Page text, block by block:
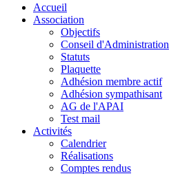
Accueil
Association
Objectifs
Conseil d'Administration
Statuts
Plaquette
Adhésion membre actif
Adhésion sympathisant
AG de l'APAI
Test mail
Activités
Calendrier
Réalisations
Comptes rendus